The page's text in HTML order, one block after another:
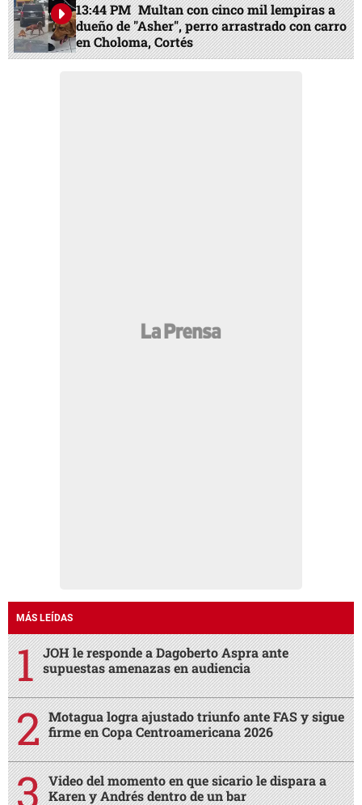
13:44 PM Multan con cinco mil lempiras a
dueño de "Asher", perro arrastrado con carro
en Choloma, Cortés
MÁS LEÍDAS
JOH le responde a Dagoberto Aspra ante
supuestas amenazas en audiencia
Motagua logra ajustado triunfo ante FAS y sigue
firme en Copa Centroamericana 2026
Video del momento en que sicario le dispara a
Karen y Andrés dentro de un bar